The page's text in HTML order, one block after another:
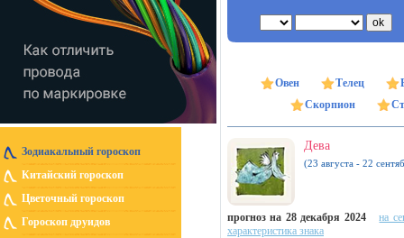
Зодиакальный гороскоп
Китайский гороскоп
Цветочный гороскоп
Гороскоп друидов
Овен Телец
Скорпион
Дева
(23 августа - 22
прогноз на 28 декабря 2024
на
характеристика знака